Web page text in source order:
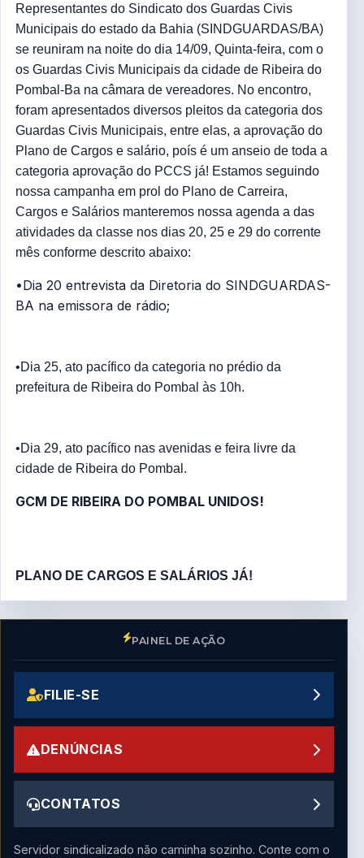
Representantes do Sindicato dos Guardas Civis
Municipais do estado da Bahia (SINDGUARDAS/BA)
se reuniram na noite do dia 14/09, Quinta-feira, com o
os Guardas Civis Municipais da cidade de Ribeira do
Pombal-Ba na câmara de vereadores. No encontro,
foram apresentados diversos pleitos da categoria dos
Guardas Civis Municipais, entre elas, a aprovação do
Plano de Cargos e salário, poís é um anseio de toda a
categoria aprovação do PCCS já! Estamos seguindo
nossa campanha em prol do Plano de Carreira,
Cargos e Salários manteremos nossa agenda a das
atividades da classe nos dias 20, 25 e 29 do corrente
mês conforme descrito abaixo:
•Dia 20 entrevista da Diretoria do SINDGUARDAS-
BA na emissora de rádio;
•Dia 25, ato pacífico da categoria no prédio da
prefeitura de Ribeira do Pombal às 10h.
•Dia 29, ato pacífico nas avenidas e feira livre da
cidade de Ribeira do Pombal.
GCM DE RIBEIRA DO POMBAL UNIDOS!
PLANO DE CARGOS E SALÁRIOS JÁ!
PAINEL DE AÇÃO
FILIE-SE
DENÚNCIAS
CONTATOS
Servidor sindicalizado não caminha sozinho. Conte com o